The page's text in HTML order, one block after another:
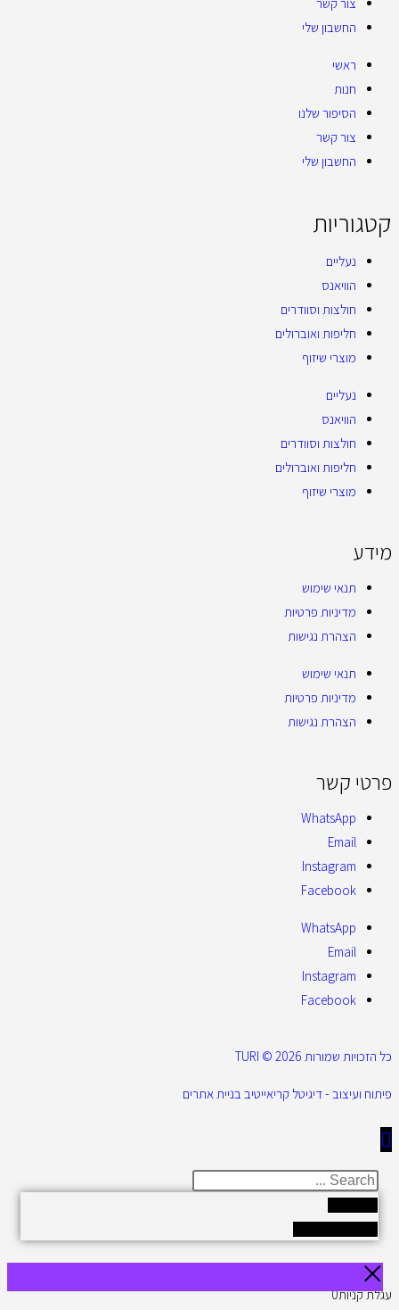
החשבון שלי
ראשי
חנות
הסיפור שלנו
צור קשר
החשבון שלי
קטגוריות
נעליים
הוויאנס
חולצות וסוודרים
חליפות ואוברולים
מוצרי שיזוף
נעליים
הוויאנס
חולצות וסוודרים
חליפות ואוברולים
מוצרי שיזוף
מידע
תנאי שימוש
מדיניות פרטיות
הצהרת נגישות
תנאי שימוש
מדיניות פרטיות
הצהרת נגישות
פרטי קשר
WhatsApp
Email
Instagram
Facebook
WhatsApp
Email
Instagram
Facebook
כל הזכויות שמורות 2026 © TURI
פיתוח ועיצוב - דיגיטל קריאייטיב בניית אתרים
עגלת קניות0